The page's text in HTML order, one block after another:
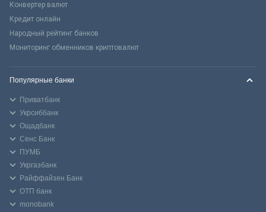
Конвертер валют
Кредит онлайн
Народный рейтинг банков
Мониторинг обменников криптовалют
Популярные банки
Приватбанк
Укрсиббанк
Ощадбанк
Сенс Банк
ПУМБ
Укргазбанк
Райффайзен Банк
ОТП банк
monobank